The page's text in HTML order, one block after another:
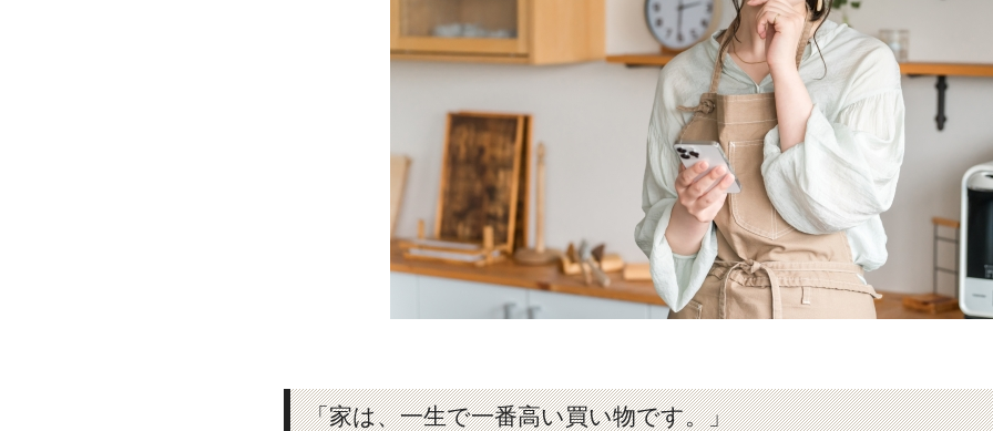
「家は、一生で一番高い買い物です。」